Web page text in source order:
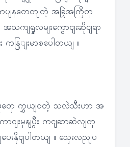
ပျနတေတျတဲ့ အခြှဲအကြိတှ
အသကျရှုလမျးကွောငျးဆိုငျရာ
ြျးမာစပေါတယျ ။
မှုတှေ ကွှယျဝတဲ့ သလဲသီးဟာ အ
ျးမှနျပွီး ကငျဆာဆဲလျတှ
နိုငျပါတယျ ။ သှေးလညျပ